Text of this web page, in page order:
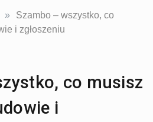
»
Szambo – wszystko, co
i zgłoszeniu
co musisz
i